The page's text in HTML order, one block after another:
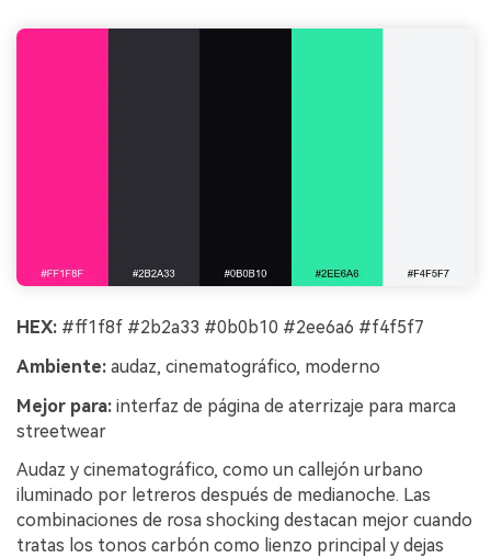
HEX: #ff1f8f #2b2a33 #0b0b10 #2ee6a6 #f4f5f7
Ambiente: audaz, cinematográfico, moderno
Mejor para: interfaz de página de aterrizaje para marca
streetwear
Audaz y cinematográfico, como un callejón urbano
iluminado por letreros después de medianoche. Las
combinaciones de rosa shocking destacan mejor cuando
tratas los tonos carbón como lienzo principal y dejas